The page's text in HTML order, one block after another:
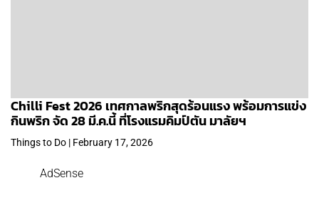
Chilli Fest 2026 เทศกาลพริกสุดร้อนแรง พร้อมการแข่ง
กินพริก จัด 28 มี.ค.นี้ ที่โรงแรมคิมป์ตัน มาลัยฯ
Things to Do | February 17, 2026
AdSense